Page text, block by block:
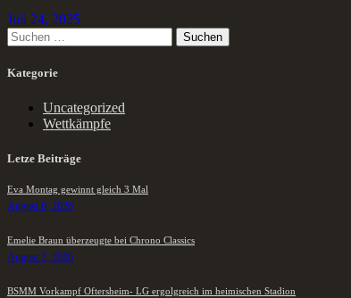
Juli 24, 2025
Kategorie
Uncategorized
Wettkämpfe
Letze Beiträge
Eva Montag gewinnt gleich 3 Mal
August 6, 2026
Emelie Braun überzeugte bei Chrono Classics
August 2, 2026
BSMM Vorkampf Oftersheim- LG ergolgreich im heimischen Stadion